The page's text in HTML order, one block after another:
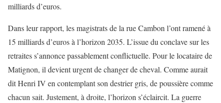
milliards d’euros.
Dans leur rapport, les magistrats de la rue Cambon l’ont ramené à
15 milliards d’euros à l’horizon 2035. L’issue du conclave sur les
retraites s’annonce passablement conflictuelle. Pour le locataire de
Matignon, il devient urgent de changer de cheval. Comme aurait
dit Henri IV en contemplant son destrier gris, de poussière comme
chacun sait. Justement, à droite, l’horizon s’éclaircit. La guerre